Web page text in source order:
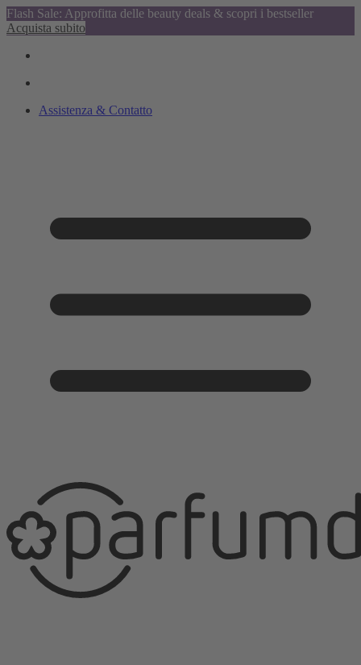
Flash Sale: Approfitta delle beauty deals & scopri i bestseller
Acquista subito
Assistenza & Contatto